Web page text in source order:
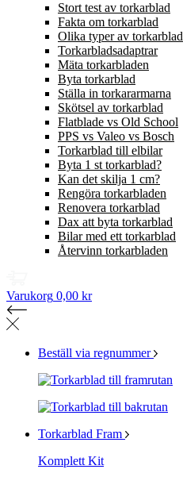
Stort test av torkarblad
Fakta om torkarblad
Olika typer av torkarblad
Torkarbladsadaptrar
Mäta torkarbladen
Byta torkarblad
Ställa in torkararmarna
Skötsel av torkarblad
Flatblade vs Old School
PPS vs Valeo vs Bosch
Torkarblad till elbilar
Byta 1 st torkarblad?
Kan det skilja 1 cm?
Rengöra torkarbladen
Renovera torkarblad
Dax att byta torkarblad
Bilar med ett torkarblad
Återvinn torkarbladen
Varukorg 0,00 kr
Beställ via regnummer
Torkarblad Fram
Komplett Kit